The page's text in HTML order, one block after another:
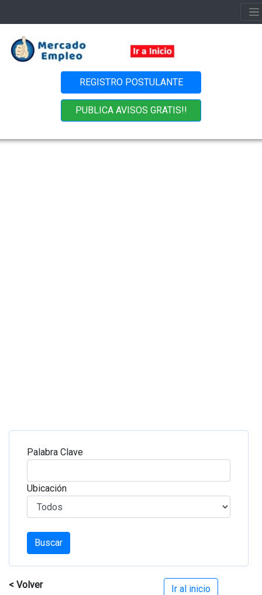
REGISTRO POSTULANTE
PUBLICA AVISOS GRATIS!!
Palabra Clave
Ubicación
Buscar
< Volver Ir al inicio